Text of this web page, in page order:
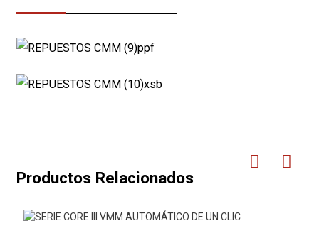
Productos Relacionados